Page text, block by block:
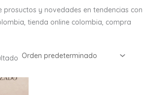
prosuctos y novedades en tendencias con
tienda online colombia, compra